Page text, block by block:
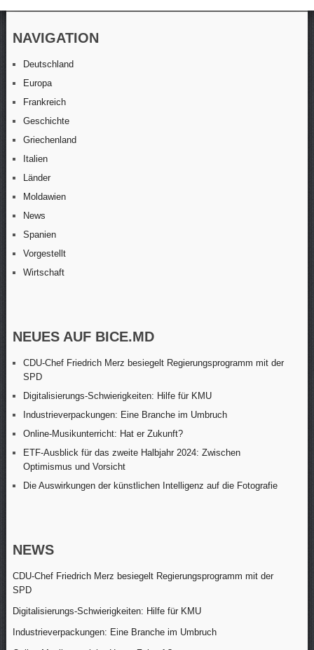
NAVIGATION
Deutschland
Europa
Frankreich
Geschichte
Griechenland
Italien
Länder
Moldawien
News
Spanien
Vorgestellt
Wirtschaft
NEUES AUF BICE.MD
CDU-Chef Friedrich Merz besiegelt Regierungsprogramm mit der
SPD
Digitalisierungs-Schwierigkeiten: Hilfe für KMU
Industrieverpackungen: Eine Branche im Umbruch
Online-Musikunterricht: Hat er Zukunft?
ETF-Ausblick für das zweite Halbjahr 2024: Zwischen
Optimismus und Vorsicht
Die Auswirkungen der künstlichen Intelligenz auf die Fotografie
NEWS
CDU-Chef Friedrich Merz besiegelt Regierungsprogramm mit der
SPD
Digitalisierungs-Schwierigkeiten: Hilfe für KMU
Industrieverpackungen: Eine Branche im Umbruch